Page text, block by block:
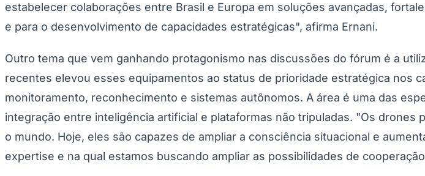
estabelecer colaborações entre Brasil e Europa em soluções avançadas,
e para o desenvolvimento de capacidades estratégicas", afirma Ernani.
Outro tema que vem ganhando protagonismo nas discussões do fórum é a
recentes elevou esses equipamentos ao status de prioridade estratégica nos
monitoramento, reconhecimento e sistemas autônomos. A área é uma das
integração entre inteligência artificial e plataformas não tripuladas. "Os
o mundo. Hoje, eles são capazes de ampliar a consciência situacional e
expertise e na qual estamos buscando ampliar as possibilidades de